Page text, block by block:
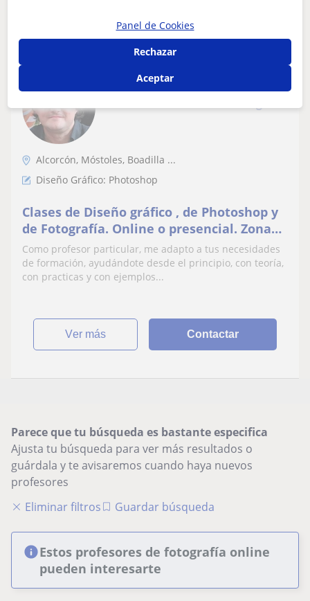
Miguel Angel
Alcorcón, Móstoles, Boadilla ...
Diseño Gráfico: Photoshop
Clases de Diseño gráfico , de Photoshop y
de Fotografía. Online o presencial. Zona
de Alcorcón o Madrid. Experiencia y
formalidad.
Como profesor particular, me adapto a tus necesidades
de formación, ayudándote desde el principio, con teoría,
con practicas y con ejemplos...
ver más Contactar
Parece que tu búsqueda es bastante especifica
Ajusta tu búsqueda para ver más resultados o
guárdala y te avisaremos cuando haya nuevos
profesores
Eliminar filtros
Guardar búsqueda
Estos profesores de fotografía online
pueden interesarte
Panel de Cookies
Rechazar
Aceptar